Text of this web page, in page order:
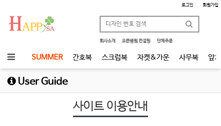
로그인 회원가입
회사소개 오픈병원 컨설팅 단체주문
SUMMER 간호복 스크럽복 자켓&가운 사무복 앞
User Guide
사이트 이용안내